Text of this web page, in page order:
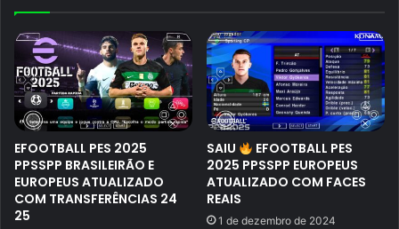
EFOOTBALL PES 2025
PPSSPP BRASILEIRÃO E
EUROPEUS ATUALIZADO
COM TRANSFERÊNCIAS 24
25
SAIU
EFOOTBALL PES
2025 PPSSPP EUROPEUS
ATUALIZADO COM FACES
REAIS
1 de dezembro de 2024